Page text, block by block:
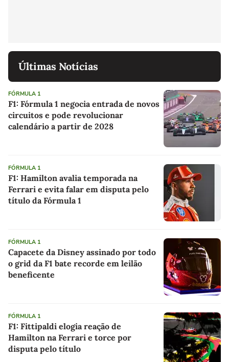
Últimas Notícias
FÓRMULA 1
F1: Fórmula 1 negocia entrada de novos
circuitos e pode revolucionar
calendário a partir de 2028
FÓRMULA 1
F1: Hamilton avalia temporada na
Ferrari e evita falar em disputa pelo
título da Fórmula 1
FÓRMULA 1
Capacete da Disney assinado por todo
o grid da F1 bate recorde em leilão
beneficente
FÓRMULA 1
F1: Fittipaldi elogia reação de
Hamilton na Ferrari e torce por
disputa pelo título